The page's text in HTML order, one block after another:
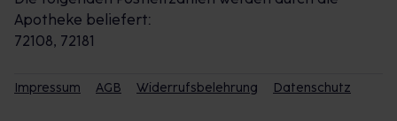
Apotheke beliefert:
72108, 72181
Impressum AGB Widerrufsbelehrung Datenschutz